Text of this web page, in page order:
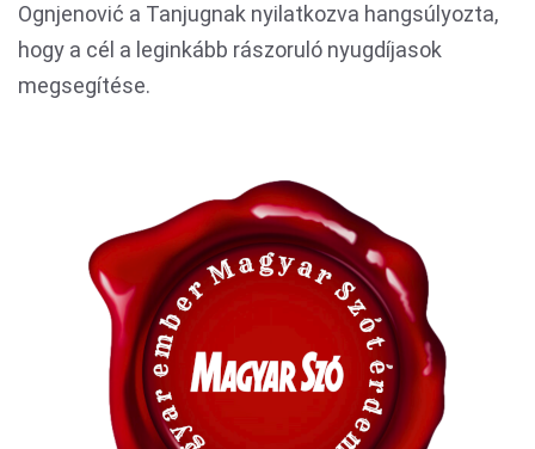
Ognjenović a Tanjugnak nyilatkozva hangsúlyozta,
hogy a cél a leginkább rászoruló nyugdíjasok
megsegítése.